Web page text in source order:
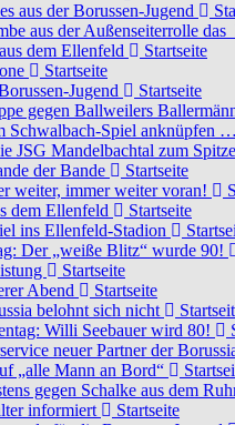
aus der Borussen-Jugend
aus der Außenseiterrolle das
dem Ellenfeld
Startseite
Startseite
Jugend
Startseite
gegen Ballweilers
Schwalbach-Spiel anknüpfen …
JSG Mandelbachtal zum
der Bande
Startseite
weiter, immer weiter voran!
dem Ellenfeld
Startseite
ins Ellenfeld-Stadion
Der „weiße Blitz“ wurde 90!
Startseite
Abend
Startseite
belohnt sich nicht
Willi Seebauer wird 80!
neuer Partner der
„alle Mann an Bord“
gegen Schalke aus dem
informiert
Startseite